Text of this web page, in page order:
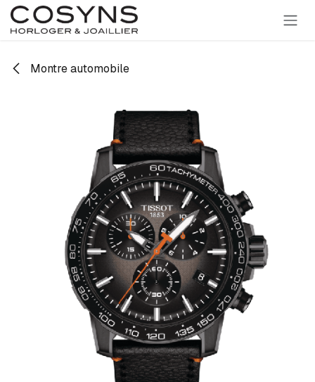
SE RENDRE AU CONTENU
Montre automobile